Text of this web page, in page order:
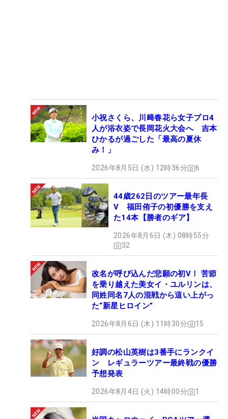
小祝さくら、川﨑春花ら女子プロ4
人が浴衣姿で長岡花火大会へ 吉本
ひかるが過ごした「最高の夏休
み！」
2026年8月5日 (水) 12時36分 6
44歳262日のツアー最年長
V 福田侑子の初優勝を支え
た14本【勝者のギア】
2026年8月6日 (木) 08時55分
32
改名が呼び込んだ悲願の初V！ 苦節
を乗り越えた美女イ・ユルリンは、
同姓同名7人の混戦から這い上がっ
た“新星ヒロイン”
2026年8月6日 (木) 11時30分 15
好調の松山英樹は3番手にランクイ
ン レギュラーツアー最終戦の優勝
予想発表
2026年8月4日 (火) 14時00分 1